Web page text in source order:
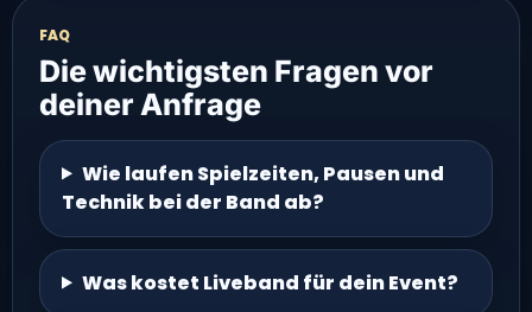
FAQ
Die wichtigsten Fragen vor
deiner Anfrage
Wie laufen Spielzeiten, Pausen und
Technik bei der Band ab?
Was kostet Liveband für dein Event?